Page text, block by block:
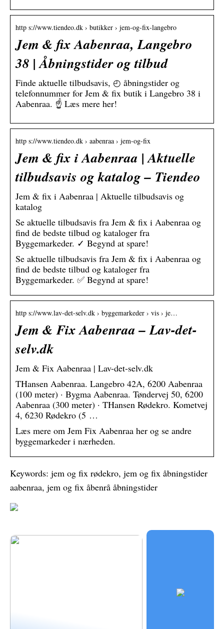
http s://www.tiendeo.dk › butikker › jem-og-fix-langebro
Jem & fix Aabenraa, Langebro
38 | Åbningstider og tilbud
Finde aktuelle tilbudsavis, ◴ åbningstider og
telefonnummer for Jem & fix butik i Langebro 38 i
Aabenraa. ☝ Læs mere her!
http s://www.tiendeo.dk › aabenraa › jem-og-fix
Jem & fix i Aabenraa | Aktuelle
tilbudsavis og katalog – Tiendeo
Jem & fix i Aabenraa | Aktuelle tilbudsavis og
katalog
Se aktuelle tilbudsavis fra Jem & fix i Aabenraa og
find de bedste tilbud og kataloger fra
Byggemarkeder. ✓ Begynd at spare!
Se aktuelle tilbudsavis fra Jem & fix i Aabenraa og
find de bedste tilbud og kataloger fra
Byggemarkeder. ✅ Begynd at spare!
http s://www.lav-det-selv.dk › byggemarkeder › vis › je…
Jem & Fix Aabenraa – Lav-det-
selv.dk
Jem & Fix Aabenraa | Lav-det-selv.dk
THansen Aabenraa. Langebro 42A, 6200 Aabenraa
(100 meter) · Bygma Aabenraa. Tøndervej 50, 6200
Aabenraa (300 meter) · THansen Rødekro. Kometvej
4, 6230 Rødekro (5 …
Læs mere om Jem Fix Aabenraa her og se andre
byggemarkeder i nærheden.
Keywords: jem og fix rødekro, jem og fix åbningstider
aabenraa, jem og fix åbenrå åbningstider